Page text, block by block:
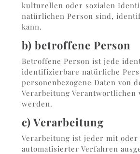
kulturellen oder sozialen
natürlichen Person sind,
kann.
b) betroffene Person
Betroffene Person ist jede
identifizierbare natürliche
personenbezogene Daten von
Verarbeitung Verantwortlichen
werden.
c) Verarbeitung
Verarbeitung ist jeder mit oder
automatisierter Verfahren